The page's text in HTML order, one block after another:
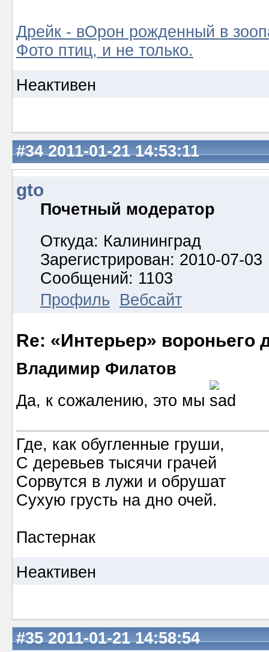
Дрейк - вОрон рожденный в
Фото птиц, и не только.
Неактивен
#342011-01-21 14:53:11
gto
Почетный модератор
Откуда: Калининград
Зарегистрирован: 2010-07-03
Сообщений: 1103
Профиль
Вебсайт
Re: «Интерьер» вороньего
Владимир Филатов
Да, к сожалению, это мы
Где, как обугленные груши,
С деревьев тысячи грачей
Сорвутся в лужи и обрушат
Сухую грусть на дно очей.
Пастернак
Неактивен
#352011-01-21 14:58:54